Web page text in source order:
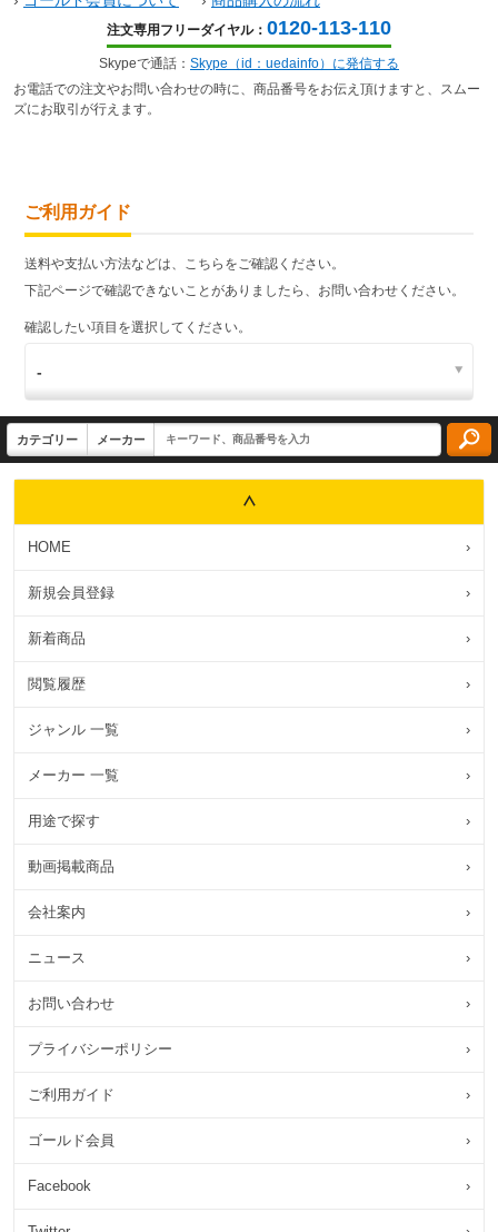
注文専用フリーダイヤル： 0120-113-110
Skypeで通話： Skype（id：uedainfo）に発信する
お電話での注文やお問い合わせの時に、商品番号をお伝え頂けますと、スムー
ズにお取引が行えます。
ご利用ガイド
送料や支払い方法などは、こちらをご確認ください。
下記ページで確認できないことがありましたら、お問い合わせください。
確認したい項目を選択してください。
HOME ›
新規会員登録 ›
新着商品 ›
閲覧履歴 ›
ジャンル 一覧 ›
メーカー 一覧 ›
用途で探す ›
動画掲載商品 ›
会社案内 ›
ニュース ›
お問い合わせ ›
プライバシーポリシー ›
ご利用ガイド ›
ゴールド会員 ›
Facebook ›